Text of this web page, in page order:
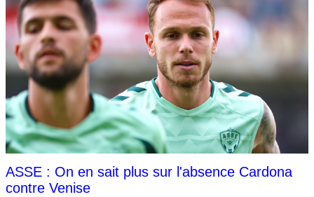
ASSE : On en sait plus sur l'absence Cardona
contre Venise